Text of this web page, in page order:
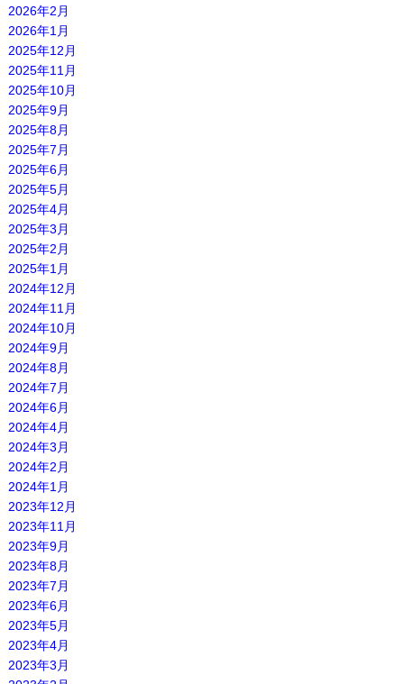
2026年2月
2026年1月
2025年12月
2025年11月
2025年10月
2025年9月
2025年8月
2025年7月
2025年6月
2025年5月
2025年4月
2025年3月
2025年2月
2025年1月
2024年12月
2024年11月
2024年10月
2024年9月
2024年8月
2024年7月
2024年6月
2024年4月
2024年3月
2024年2月
2024年1月
2023年12月
2023年11月
2023年9月
2023年8月
2023年7月
2023年6月
2023年5月
2023年4月
2023年3月